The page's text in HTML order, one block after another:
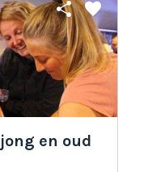
share favorite
en oud